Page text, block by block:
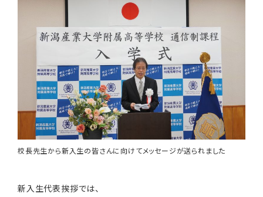
校長先生から新入生の皆さんに向けてメッセージが送られました
新入生代表挨拶では、